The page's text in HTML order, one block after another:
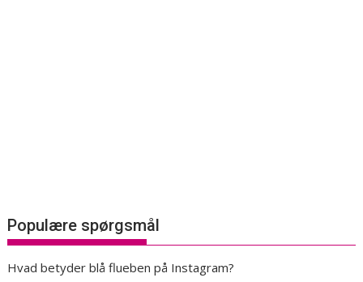
Populære spørgsmål
Hvad betyder blå flueben på Instagram?